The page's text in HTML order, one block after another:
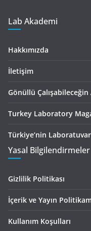
Lab Akademi
Hakkımızda
İletişim
Gönüllü
Turkey Laboratory
Türkiye’nin
Yasal Bilgilendirmeler
Gizlilik Politikası
İçerik ve Yayın
Kullanım Koşulları